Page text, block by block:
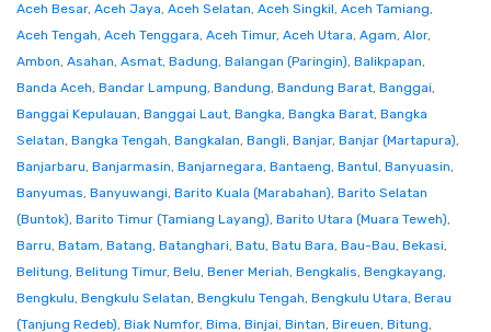
Aceh Besar, Aceh Jaya, Aceh Selatan, Aceh Singkil, Aceh Tamiang,
Aceh Tengah, Aceh Tenggara, Aceh Timur, Aceh Utara, Agam, Alor,
Ambon, Asahan, Asmat, Badung, Balangan (Paringin), Balikpapan,
Banda Aceh, Bandar Lampung, Bandung, Bandung Barat, Banggai,
Banggai Kepulauan, Banggai Laut, Bangka, Bangka Barat, Bangka
Selatan, Bangka Tengah, Bangkalan, Bangli, Banjar, Banjar (Martapura),
Banjarbaru, Banjarmasin, Banjarnegara, Bantaeng, Bantul, Banyuasin,
Banyumas, Banyuwangi, Barito Kuala (Marabahan), Barito Selatan
(Buntok), Barito Timur (Tamiang Layang), Barito Utara (Muara Teweh),
Barru, Batam, Batang, Batanghari, Batu, Batu Bara, Bau-Bau, Bekasi,
Belitung, Belitung Timur, Belu, Bener Meriah, Bengkalis, Bengkayang,
Bengkulu, Bengkulu Selatan, Bengkulu Tengah, Bengkulu Utara, Berau
(Tanjung Redeb), Biak Numfor, Bima, Binjai, Bintan, Bireuen, Bitung,